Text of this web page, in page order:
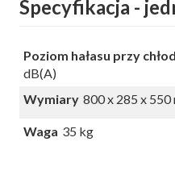
Specyfikacja -
Poziom hałasu przy
dB(A)
Wymiary 800 x 285 x 550
Waga 35 kg